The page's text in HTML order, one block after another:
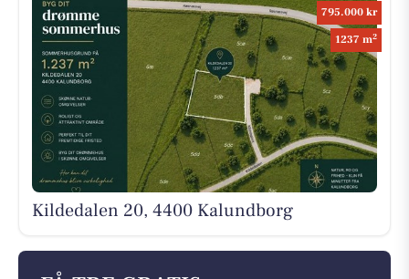
795.000 kr
1237 m2
Kildedalen 20, 4400 Kalundborg